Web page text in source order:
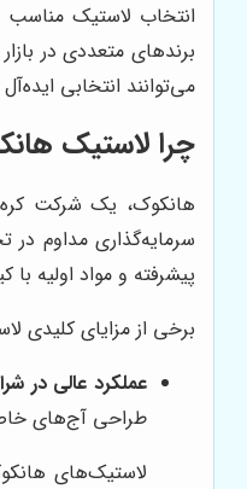
انتخاب لاستیک مناسب
برندهای متعددی در
می‌توانند انتخابی
چرا لاستیک
سرمایه‌گذاری مداوم در
پیشرفته و مواد اولیه
برخی از مزایای کلیدی
عملکرد عالی در
طراحی آج‌های خاص
لاستیک‌های